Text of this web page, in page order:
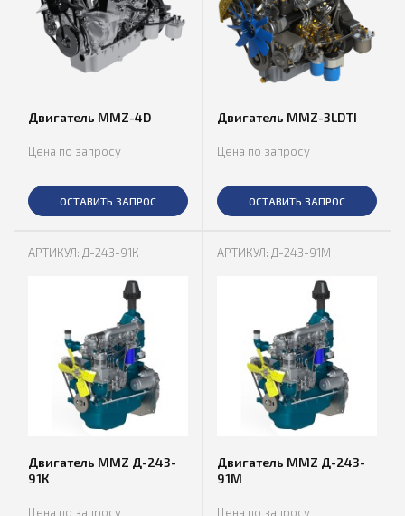
Двигатель MMZ-4D
Цена по запросу
ОСТАВИТЬ ЗАПРОС
Двигатель MMZ-3LDTI
Цена по запросу
ОСТАВИТЬ ЗАПРОС
АРТИКУЛ: Д-243-91К
Двигатель MMZ Д-243-
91К
Цена по запросу
АРТИКУЛ: Д-243-91М
Двигатель MMZ Д-243-
91М
Цена по запросу